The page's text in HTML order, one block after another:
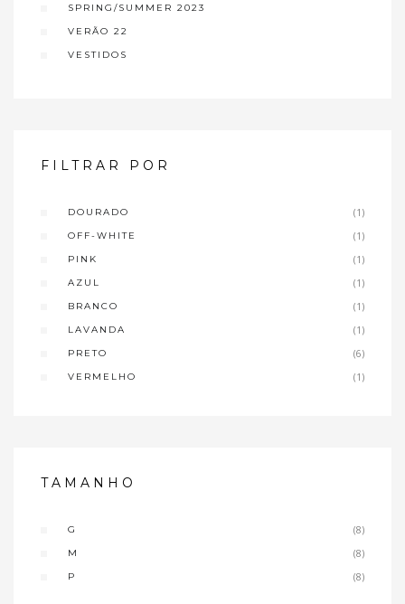
SPRING/SUMMER 2023
VERÃO 22
VESTIDOS
FILTRAR POR
DOURADO (1)
OFF-WHITE (1)
PINK (1)
AZUL (1)
BRANCO (1)
LAVANDA (1)
PRETO (6)
VERMELHO (1)
TAMANHO
G (8)
M (8)
P (8)